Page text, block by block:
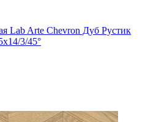
Lab Arte Chevron Дуб Рустик
3/45°